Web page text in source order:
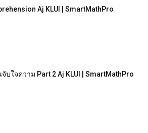
Aj KLUI | SmartMathPro
บใจความ Part 2 Aj KLUI | SmartMathPro